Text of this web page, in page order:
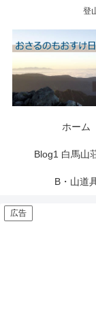
登
ホーム
Blog1 白馬山
B・山道
広告